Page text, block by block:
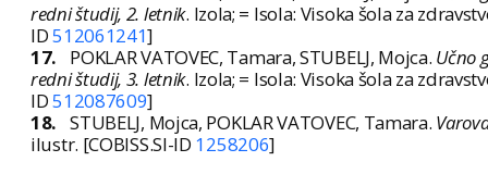
redni študij, 2. letnik. Izola; = Isola: Visoka šola za
ID512061241]
17.
POKLAR VATOVEC, Tamara, STUBELJ, Mojca. Učno
redni študij, 3. letnik. Izola; = Isola: Visoka šola za
ID512087609]
18. STUBELJ, Mojca, POKLAR VATOVEC, Tamara.
ilustr. [COBISS.SI-ID 1258206]